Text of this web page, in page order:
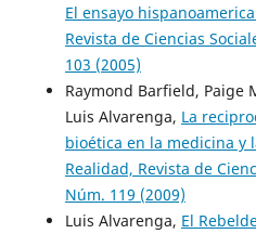
El ensayo
Revista de Ciencias
103 (2005)
Raymond Barfield, Paige
Luis Alvarenga, La
bioética en la medicina y
Realidad, Revista de
Núm. 119 (2009)
Luis Alvarenga, El